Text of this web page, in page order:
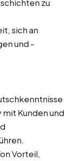
zu
sich an
und -
Kunden und
Vorteil,